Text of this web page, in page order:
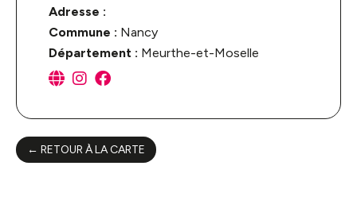
Adresse :
Commune : Nancy
Département : Meurthe-et-Moselle
← RETOUR À LA CARTE